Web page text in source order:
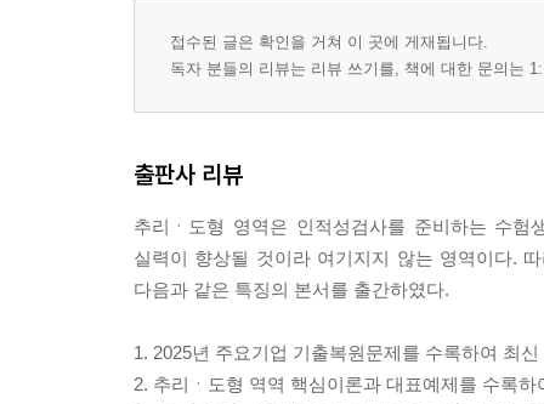
접수된 글은 확인을 거쳐 이 곳에 게재됩니다.
독자 분들의 리뷰는 리뷰 쓰기를, 책에 대한 문의는
출판사 리뷰
추리ㆍ도형 영역은 인적성검사를 준비하는 수
실력이 향상될 것이라 여기지지 않는 영역이다.
다음과 같은 특징의 본서를 출간하였다.
1. 2025년 주요기업 기출복원문제를 수록하여 최
2. 추리ㆍ도형 역역 핵심이론과 대표예제를 수록